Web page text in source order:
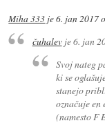
Miha 333 je6. jan 2017
čuhalevje6. jan
Svoj nateg
ki se
stanejo
označuje en
(namesto F